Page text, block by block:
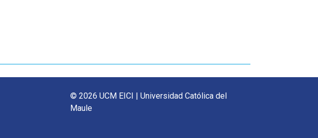
© 2026 UCM EICI | Universidad Católica del
Maule